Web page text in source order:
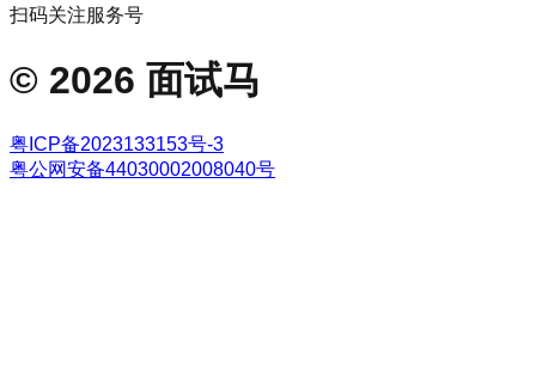
扫码关注服务号
© 2026 面试马
粤ICP备2023133153号-3
粤公网安备44030002008040号